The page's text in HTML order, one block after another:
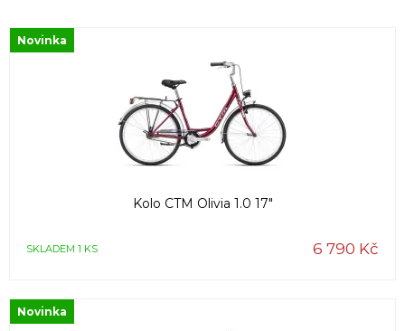
Novinka
Kolo CTM Olivia 1.0 17"
SKLADEM 1 KS 6 790 Kč
Novinka